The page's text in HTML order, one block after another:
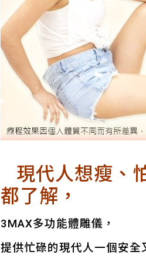
現代人想瘦、
都了解，
3MAX多功能體雕儀，
提供忙碌的現代人一個安全